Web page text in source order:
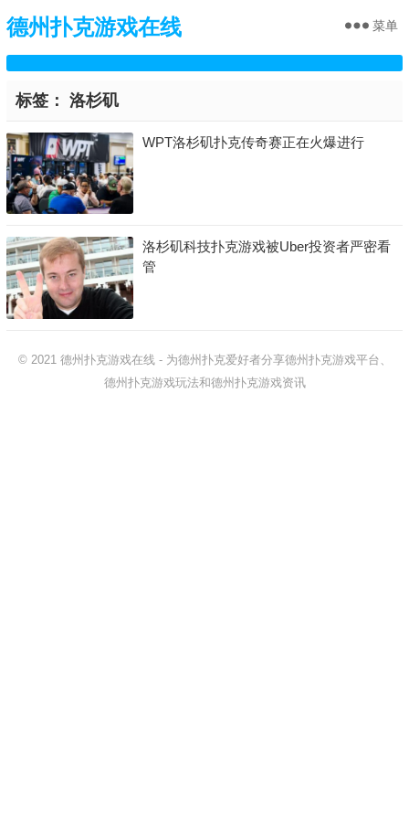
德州扑克游戏在线 菜单
标签： 洛杉矶
WPT洛杉矶扑克传奇赛正在火爆进行
洛杉矶科技扑克游戏被Uber投资者严密看
管
© 2021 德州扑克游戏在线- 为德州扑克爱好者分享德州扑克游戏平台、
德州扑克游戏玩法和德州扑克游戏资讯